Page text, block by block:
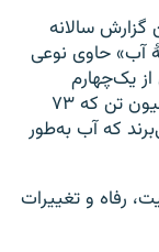
گزارش سالانه
آب» حاوی نوعی
یک‌چهارم
جمعیت زمین معادل یک میلیارد و نهصد میلیون تن که ۷۳
که آب به‌طور
رفاه و تغییرات